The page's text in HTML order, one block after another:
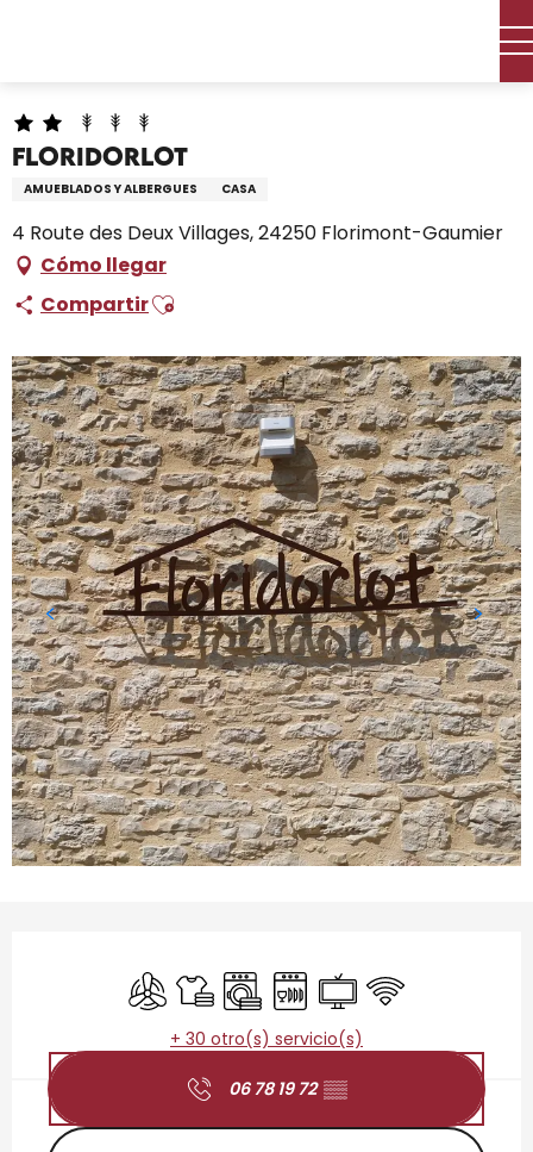
FLORIDORLOT
AMUEBLADOS Y ALBERGUES CASA
4 Route des Deux Villages, 24250 Florimont-Gaumier
Cómo llegar
CompartirAjouter aux favoris
Aire Acondicionado
Sábanas y ropa de cama
LavadoraLavavajillas
Televisión
Wifi
+ 30 otro(s) servicio(s)
06 78 19 72 ▒▒